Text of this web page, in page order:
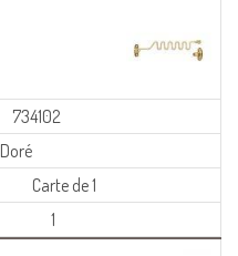
734102
Doré
Carte de 1
1